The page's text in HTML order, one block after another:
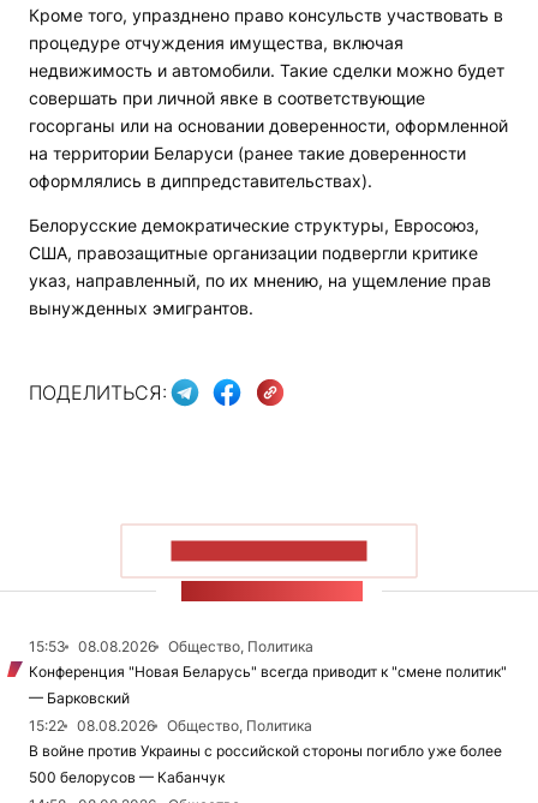
Кроме того, упразднено право консульств участвовать в
процедуре отчуждения имущества, включая
недвижимость и автомобили. Такие сделки можно будет
совершать при личной явке в соответствующие
госорганы или на основании доверенности, оформленной
на территории Беларуси (ранее такие доверенности
оформлялись в диппредставительствах).
Белорусские демократические структуры, Евросоюз,
США, правозащитные организации подвергли критике
указ, направленный, по их мнению, на ущемление прав
вынужденных эмигрантов.
ПОДЕЛИТЬСЯ:
15:53 08.08.2026
Общество, Политика
Конференция "Новая Беларусь" всегда приводит к "смене политик"
— Барковский
15:22
08.08.2026
Общество, Политика
В войне против Украины с российской стороны погибло уже более
500 белорусов — Кабанчук